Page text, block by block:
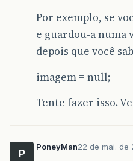
Por exemplo, se
e guardou-a numa
depois que você
imagem = null;
Tente fazer isso.
P
PoneyMan22 de mai. de